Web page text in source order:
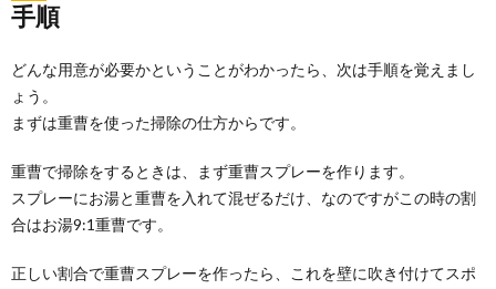
方をご紹介
ペースが広いゆえに、沢山の靴を置いたままになって
手順
どんな用意が必要かということがわかったら、次は手順を覚えまし
ょう。
まずは重曹を使った掃除の仕方からです。
重曹で掃除をするときは、まず重曹スプレーを作ります。
スプレーにお湯と重曹を入れて混ぜるだけ、なのですがこの時の割
合はお湯9:1重曹です。
正しい割合で重曹スプレーを作ったら、これを壁に吹き付けてスポ